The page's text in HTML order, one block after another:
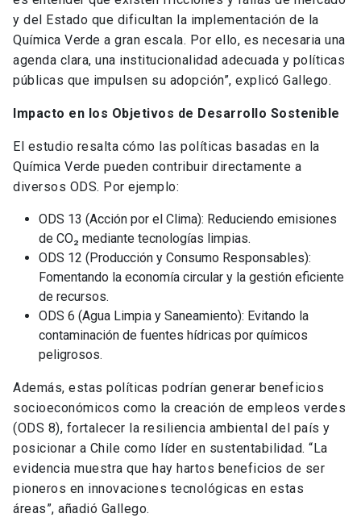
y del Estado que dificultan la implementación de la
Química Verde a gran escala. Por ello, es necesaria una
agenda clara, una institucionalidad adecuada y políticas
públicas que impulsen su adopción”, explicó Gallego.
Impacto en los Objetivos de Desarrollo Sostenible
El estudio resalta cómo las políticas basadas en la
Química Verde pueden contribuir directamente a
diversos ODS. Por ejemplo:
ODS 13 (Acción por el Clima): Reduciendo emisiones
de CO₂ mediante tecnologías limpias.
ODS 12 (Producción y Consumo Responsables):
Fomentando la economía circular y la gestión eficiente
de recursos.
ODS 6 (Agua Limpia y Saneamiento): Evitando la
contaminación de fuentes hídricas por químicos
peligrosos.
Además, estas políticas podrían generar beneficios
socioeconómicos como la creación de empleos verdes
(ODS 8), fortalecer la resiliencia ambiental del país y
posicionar a Chile como líder en sustentabilidad. “La
evidencia muestra que hay hartos beneficios de ser
pioneros en innovaciones tecnológicas en estas
áreas”, añadió Gallego.